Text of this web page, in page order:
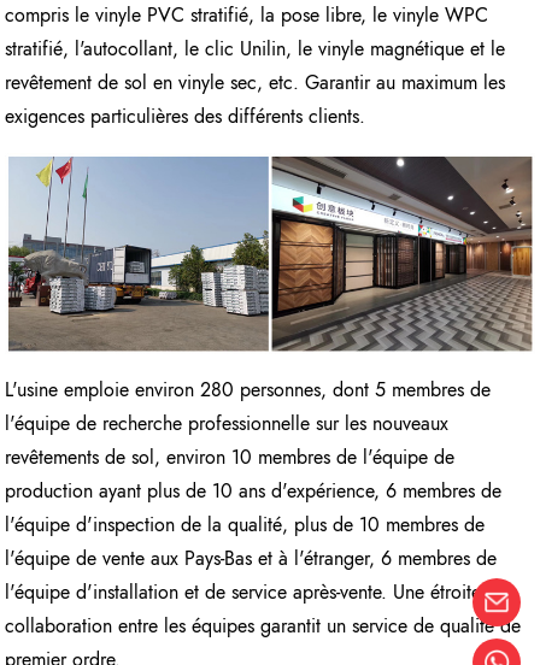
compris le vinyle PVC stratifié, la pose libre, le vinyle WPC
stratifié, l'autocollant, le clic Unilin, le vinyle magnétique et le
revêtement de sol en vinyle sec, etc. Garantir au maximum les
exigences particulières des différents clients.
L'usine emploie environ 280 personnes, dont 5 membres de
l'équipe de recherche professionnelle sur les nouveaux
revêtements de sol, environ 10 membres de l'équipe de
production ayant plus de 10 ans d'expérience, 6 membres de
l'équipe d'inspection de la qualité, plus de 10 membres de
l'équipe de vente aux Pays-Bas et à l'étranger, 6 membres de
l'équipe d'installation et de service après-vente. Une étroite
collaboration entre les équipes garantit un service de qualité de